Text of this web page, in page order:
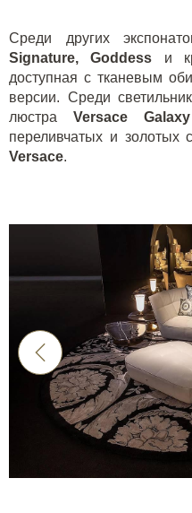
Среди других
Signature, Goddess и
доступная с тканевым
версии. Среди
люстраVersace Galaxy
переливчатых и золотых
Versace.